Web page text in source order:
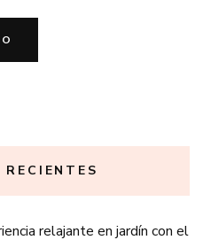
relajante en jardín con el